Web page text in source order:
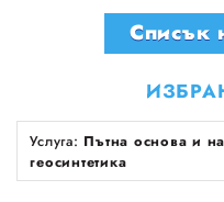
Списък
Услуга: Пътна основа и
геосинтетика